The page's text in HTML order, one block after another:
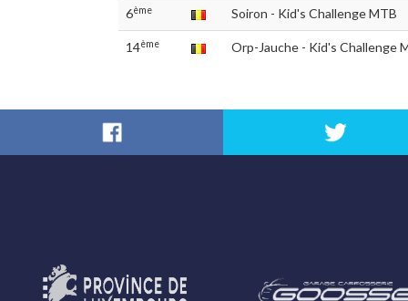
6ème Soiron - Kid's Challenge MTB
14ème Orp-Jauche - Kid's Challenge